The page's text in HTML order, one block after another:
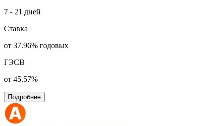
7 - 21 дней
Ставка
от 37.96% годовых
ГЭСВ
от 45.57%
Подробнее